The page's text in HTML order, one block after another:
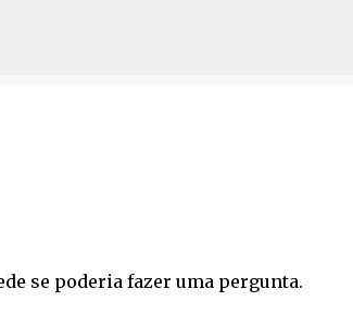
se poderia fazer uma pergunta.